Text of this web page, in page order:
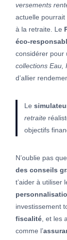
versements
actuelle
à la retraite. Le
éco-
considérer pour
collections Eau,
d’allier
Le
retraite
objectifs
N’oublie pas que
des conseils
t’aider à utiliser
investissement
fiscalité , et les
comme l’